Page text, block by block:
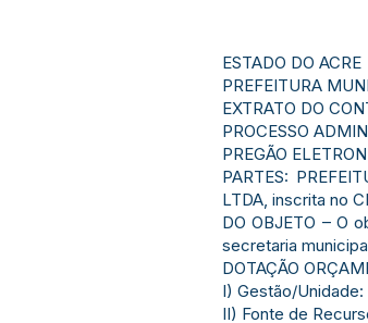
ESTADO DO ACRE
PREFEITURA
EXTRATO DO
PROCESSO
PREGÃO
PARTES:
LTDA, inscrita no
DO OBJETO – O
secretaria
DOTAÇÃO
I) Gestão/
II) Fonte de